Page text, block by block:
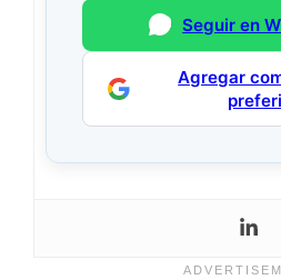
Seguir en
Agregar